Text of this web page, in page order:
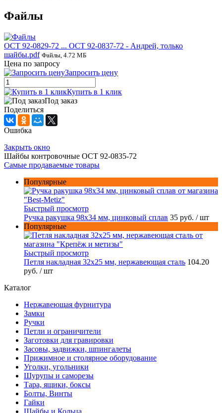
Файлы
ОСТ 92-0829-72 ... ОСТ 92-0837-72 - Андрей, только
шайбы.pdf Файлы, 4.72 МБ
Цена по запросу
Запросить цену
Купить в 1 клик
Под заказ
Поделиться
Ошибка
Закрыть окно
Шайбы контровочные ОСТ 92-0835-72
Самые продаваемые товары
Популярные
Быстрый просмотр
Ручка ракушка 98x34 мм, цинковый сплав 35 руб. / шт
Популярные
Быстрый просмотр
Петля накладная 32х25 мм, нержавеющая сталь 104.20
руб. / шт
Каталог
Нержавеющая фурнитура
Замки
Ручки
Петли и ограничители
Заготовки для гравировки
Засовы, задвижки, шпингалеты
Прижимное и столярное оборудование
Уголки, угольники
Шурупы и саморезы
Тара, ящики, боксы
Болты, Винты
Гайки
Шайбы и Кольца